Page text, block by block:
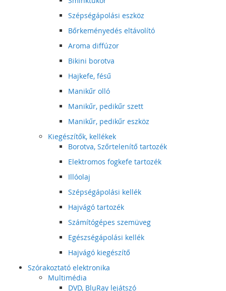
Szépségápolási eszköz
Bőrkeményedés eltávolító
Aroma diffúzor
Bikini borotva
Hajkefe, fésű
Manikűr olló
Manikűr, pedikűr szett
Manikűr, pedikűr eszköz
Kiegészítők, kellékek
Borotva, Szőrtelenítő tartozék
Elektromos fogkefe tartozék
Illóolaj
Szépségápolási kellék
Hajvágó tartozék
Számítógépes szemüveg
Egészségápolási kellék
Hajvágó kiegészítő
Szórakoztató elektronika
Multimédia
DVD, BluRay lejátszó